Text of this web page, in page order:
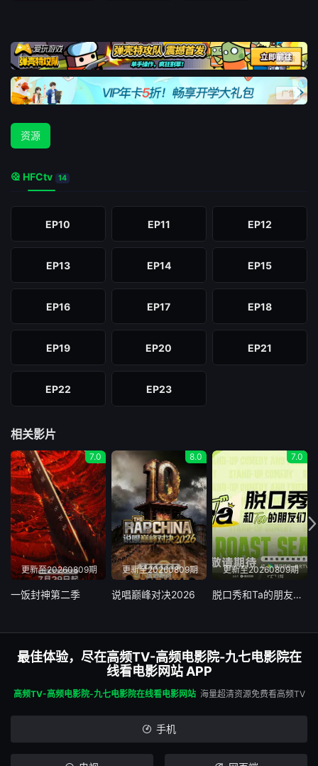
资源
HFCtv 14
EP10 EP11 EP12
EP13 EP14 EP15
EP16 EP17 EP18
EP19 EP20 EP21
EP22 EP23
相关影片
7.0
更新至20260809期
一饭封神第二季
8.0
更新至20260809期
说唱巅峰对决2026
7.0
更新至20260809期
脱口秀和Ta的朋友们第三季
最佳体验，尽在高频TV-高频电影院-九七电影院在
线看电影网站 APP
高频TV-高频电影院-九七电影院在线看电影网站 海量超清资源免费看高频TV
手机